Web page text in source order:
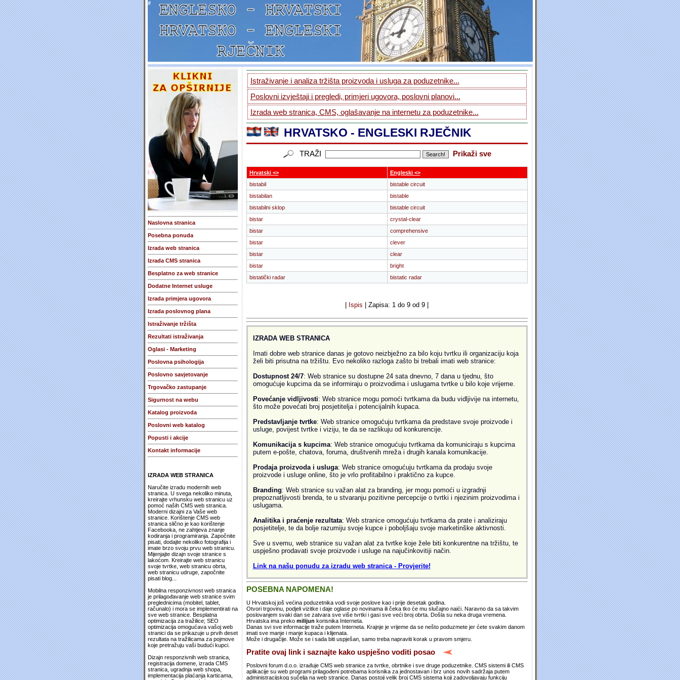
#
Naslovna stranica
Posebna ponuda
Izrada web stranica
Izrada CMS stranica
Besplatno za web stranice
Dodatne Internet usluge
Izrada primjera ugovora
Izrada poslovnog plana
Istraživanje tržišta
Rezultati istraživanja
Oglasi - Marketing
Poslovna psihologija
Poslovno savjetovanje
Trgovačko zastupanje
Sigurnost na webu
Katalog proizvoda
Poslovni web katalog
Popusti i akcije
Kontakt informacije
IZRADA WEB STRANICA
Naručite izradu modernih web
stranica. U svega nekoliko minuta,
kreirajte vrhunsku web stranicu uz
pomoć naših CMS web stranica.
Moderni dizajni za Vaše web
stranice. Korištenje CMS web
stranica slično je kao korištenje
Facebooka, ne zahtjeva znanje
kodiranja i programiranja. Započnite
pisati, dodajte nekoliko fotografija i
imate brzo svoju prvu web stranicu.
Mijenjajte dizajn svoje stranice s
lakoćom. Kreirajte web stranicu
svoje tvrtke, web stranicu obrta,
web stranicu udruge, započnite
pisati blog...
Mobilna responzivnost web stranica
je prilagođavanje web stranice svim
preglednicima (mobitel, tablet,
računalo) i mora se implementirati na
sve web stranice. Besplatna
optimizacija za tražilice; SEO
optimizacija omogućava vašoj web
stranici da se prikazuje u prvih deset
rezultata na tražilicama za pojmove
koje pretražuju vaši budući kupci.
Dizajn responzivnih web stranica,
registracija domene, izrada CMS
stranica, ugradnja web shopa,
implementacija plaćanja karticama,
Istraživanje i analiza tržišta proizvoda i usluga za poduzetnike...
Poslovni izvještaji i pregledi, primjeri ugovora, poslovni planovi...
Izrada web stranica, CMS, oglašavanje na internetu za poduzetnike...
HRVATSKO - ENGLESKI RJEČNIK
TRAŽI Prikaži sve
Hrvatski <>
Engleski <>
bistabil
bistable circuit
bistabilan
bistable
bistabilni sklop
bistable circuit
bistar
crystal-clear
bistar
comprehensive
bistar
clever
bistar
clear
bistar
bright
bistatički radar
bistatic radar
Ispis | Zapisa: 1 do 9 od 9 |
IZRADA WEB STRANICA
Imati dobre web stranice danas je gotovo neizbježno za bilo koju tvrtku ili organizaciju koja
želi biti prisutna na tržištu. Evo nekoliko razloga zašto bi trebali imati web stranice:
Dostupnost 24/7: Web stranice su dostupne 24 sata dnevno, 7 dana u tjednu, što
omogućuje kupcima da se informiraju o proizvodima i uslugama tvrtke u bilo koje vrijeme.
Povećanje vidljivosti: Web stranice mogu pomoći tvrtkama da budu vidljivije na internetu,
što može povećati broj posjetitelja i potencijalnih kupaca.
Predstavljanje tvrtke: Web stranice omogućuju tvrtkama da predstave svoje proizvode i
usluge, povijest tvrtke i viziju, te da se razlikuju od konkurencije.
Komunikacija s kupcima: Web stranice omogućuju tvrtkama da komuniciraju s kupcima
putem e-pošte, chatova, foruma, društvenih mreža i drugih kanala komunikacije.
Prodaja proizvoda i usluga: Web stranice omogućuju tvrtkama da prodaju svoje
proizvode i usluge online, što je vrlo profitabilno i praktično za kupce.
Branding: Web stranice su važan alat za branding, jer mogu pomoći u izgradnji
prepoznatljivosti brenda, te u stvaranju pozitivne percepcije o tvrtki i njezinim proizvodima i
uslugama.
Analitika i praćenje rezultata: Web stranice omogućuju tvrtkama da prate i analiziraju
posjetitelje, te da bolje razumiju svoje kupce i poboljšaju svoje marketinške aktivnosti.
Sve u svemu, web stranice su važan alat za tvrtke koje žele biti konkurentne na tržištu, te
uspješno prodavati svoje proizvode i usluge na najučinkovitiji način.
Link na našu ponudu za izradu web stranica - Provjerite!
POSEBNA NAPOMENA!
U Hrvatskoj još većina poduzetnika vodi svoje poslove kao i prije desetak godina.
Otvori trgovinu, podjeli vizitke i daje oglase po novinama ili čeka tko će mu slučajno naići. Naravno da sa takvim
poslovanjem svaki dan se zatvara sve više tvrtki i gasi sve veći broj obrta. Došla su neka druga vremena.
Hrvatska ima preko milijun korisnika Interneta.
Danas svi sve informacije traže putem Interneta. Krajnje je vrijeme da se nešto poduzmete jer ćete svakim danom
imati sve manje i manje kupaca i klijenata.
Može i drugačije. Može se i sada biti uspješan, samo treba napraviti korak u pravom smjeru.
Pratite ovaj link i saznajte kako uspješno voditi posao
Poslovni forum d.o.o. izrađuje CMS web stranice za tvrtke, obrtnike i sve druge poduzetnike. CMS sistemi ili CMS
aplikacije su web programi prilagođeni potrebama korisnika za jednostavan i brz unos novih sadržaja putem
administracijskog sučelja na web stranice. Danas postoji velik broj CMS sistema koji zadovoljavaju funkciju